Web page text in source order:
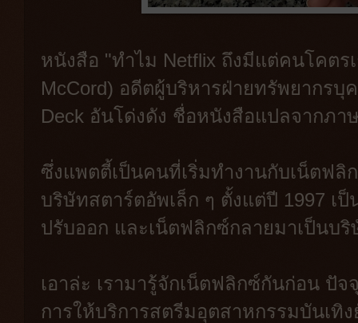
หนังสือ "ทำไม Netflix ถึงมีแต่คนโคต
McCord) อดีตผู้บริหารฝ่ายทรัพยากรบุ
Deck อันโด่งดัง ชื่อหนังสือแปลจากภา
ซึ่งแพตตี้เป็นคนที่เริ่มทำงานกับเน็ตฟลิ
บริษัทสตาร์ตอัพเล็ก ๆ ตั้งแต่ปี 1997 เ
ปรับออก และเน็ตฟลิกซ์กลายมาเป็นบ
เอาล่ะ เรามารู้จักเน็ตฟลิกซ์กันก่อน ปั
การให้บริการสตรีมอุตสาหกรรมบันเทิ